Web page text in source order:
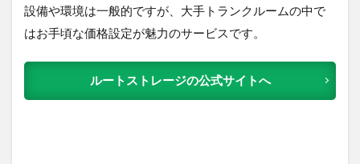
設備や環境は一般的ですが、大手トランクルームの中で
はお手頃な価格設定が魅力のサービスです。
ルートストレージの公式サイトへ